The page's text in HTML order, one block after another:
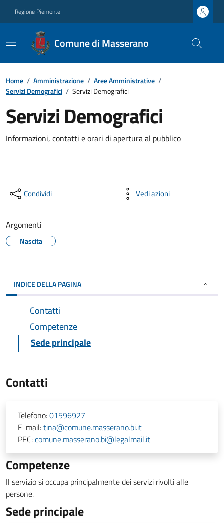
Regione Piemonte
Comune di Masserano
Home / Amministrazione / Aree Amministrative /
Servizi Demografici / Servizi Demografici
Servizi Demografici
Informazioni, contatti e orari di apertura al pubblico
Condividi Vedi azioni
Argomenti
Nascita
INDICE DELLA PAGINA
Contatti
Competenze
Sede principale
Contatti
Telefono:01596927
E-mail:tina@comune.masserano.bi.it
PEC:comune.masserano.bi@legalmail.it
Competenze
Il servizio si occupa principalmente dei servizi rivolti alle
persone.
Sede principale